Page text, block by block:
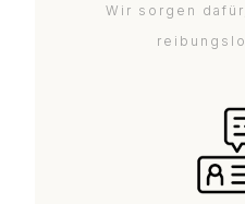
Wir sorgen